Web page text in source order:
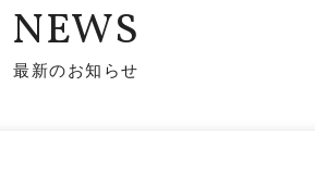
NEWS
最新のお知らせ